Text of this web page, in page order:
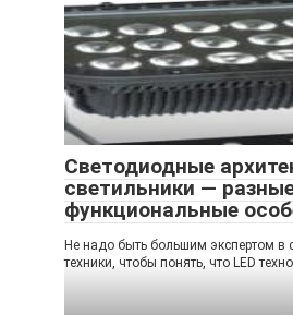
Светодиодные
светильники —
функциональные
Не надо быть большим экспертом в
техники, чтобы понять, что LED